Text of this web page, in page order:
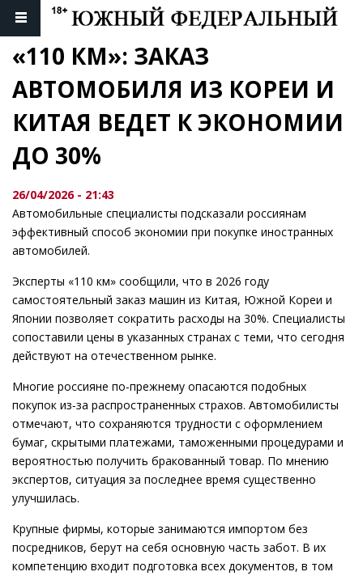
«110 КМ»: ЗАКАЗ
АВТОМОБИЛЯ ИЗ КОРЕИ И
КИТАЯ ВЕДЕТ К ЭКОНОМИИ
ДО 30%
26/04/2026 - 21:43
Автомобильные специалисты подсказали россиянам
эффективный способ экономии при покупке иностранных
автомобилей.
Эксперты «110 км» сообщили, что в 2026 году
самостоятельный заказ машин из Китая, Южной Кореи и
Японии позволяет сократить расходы на 30%. Специалисты
сопоставили цены в указанных странах с теми, что сегодня
действуют на отечественном рынке.
Многие россияне по‑прежнему опасаются подобных
покупок из‑за распространенных страхов. Автомобилисты
отмечают, что сохраняются трудности с оформлением
бумаг, скрытыми платежами, таможенными процедурами и
вероятностью получить бракованный товар. По мнению
экспертов, ситуация за последнее время существенно
улучшилась.
Крупные фирмы, которые занимаются импортом без
посредников, берут на себя основную часть забот. В их
компетенцию входит подготовка всех документов, в том